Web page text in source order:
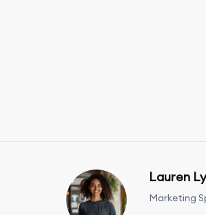
Lauren
Marketing